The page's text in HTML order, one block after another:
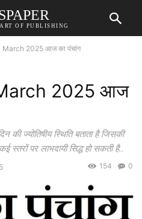
OF PUBLISHING
2025 आज का पंचांग
2025 आज
ज्योतिषीय स्थिति बताता है जिसकी
पर लाभदायी सिद्ध हो सकती है..
0
154